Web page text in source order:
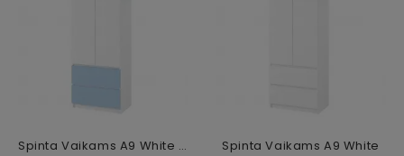
Spinta Vaikams A9 White Blue Spinta Vaikams A9 White